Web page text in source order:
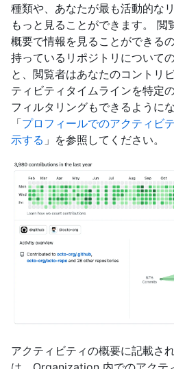
種類や、あなたが最も活動的な
もっと見ることができます。 閲
概要で情報を見ることができる
持っているリポジトリについて
と、閲覧者はあなたのコントリ
ティビティタイムラインを特定
フィルタリングもできるように
「プロフィールでのアクティビ
示する 」を参照してください。
アクティビティの概要に記載さ